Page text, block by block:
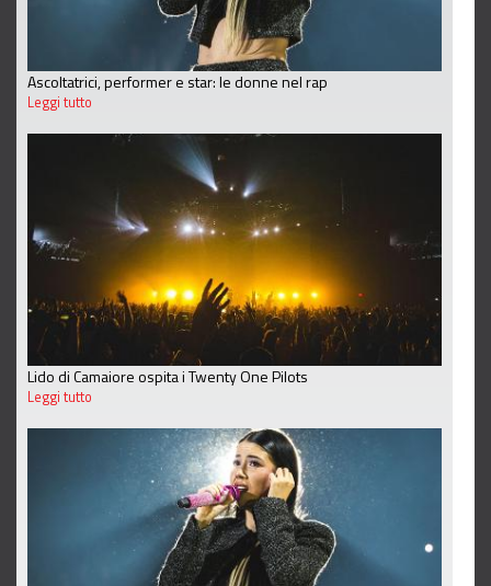
Ascoltatrici, performer e star: le donne nel rap
Leggi tutto
Lido di Camaiore ospita i Twenty One Pilots
Leggi tutto